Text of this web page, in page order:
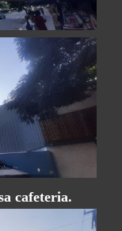
cafeteria.